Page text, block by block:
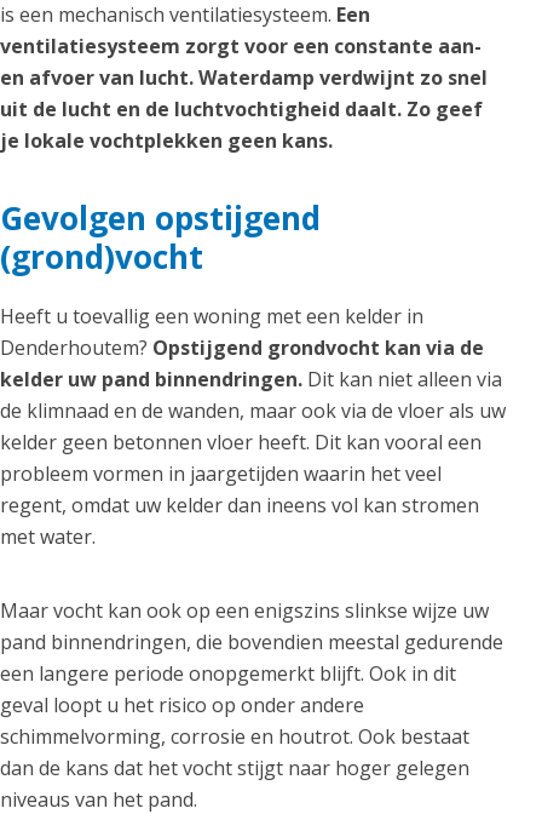
is een mechanisch ventilatiesysteem. Een
ventilatiesysteem zorgt voor een constante aan-
en afvoer van lucht. Waterdamp verdwijnt zo snel
uit de lucht en de luchtvochtigheid daalt. Zo geef
je lokale vochtplekken geen kans.
Gevolgen opstijgend
(grond)vocht
Heeft u toevallig een woning met een kelder in
Denderhoutem? Opstijgend grondvocht kan via de
kelder uw pand binnendringen. Dit kan niet alleen via
de klimnaad en de wanden, maar ook via de vloer als uw
kelder geen betonnen vloer heeft. Dit kan vooral een
probleem vormen in jaargetijden waarin het veel
regent, omdat uw kelder dan ineens vol kan stromen
met water.
Maar vocht kan ook op een enigszins slinkse wijze uw
pand binnendringen, die bovendien meestal gedurende
een langere periode onopgemerkt blijft. Ook in dit
geval loopt u het risico op onder andere
schimmelvorming, corrosie en houtrot. Ook bestaat
dan de kans dat het vocht stijgt naar hoger gelegen
niveaus van het pand.